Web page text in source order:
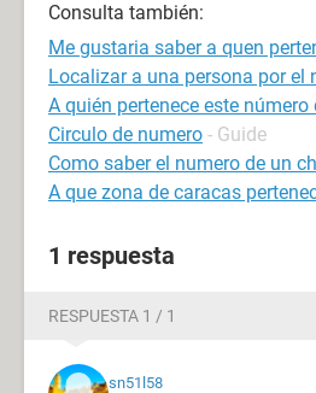
Consulta también:
Me gustaria saber a quen
Localizar a una persona por
A quién pertenece este
Circulo de numero - Guide
Como saber el numero de un
A que zona de caracas
1 respuesta
RESPUESTA 1 / 1
sn51l58